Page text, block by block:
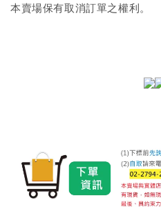
本賣場保有取消訂單之權利。